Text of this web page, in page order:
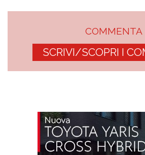
COMMENTA
SCRIVI/SCOPRI I